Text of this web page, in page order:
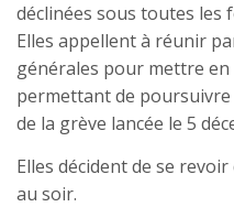
déclinées sous toutes les
Elles appellent à réunir
générales pour mettre
permettant de
de la grève lancée le 5
Elles décident de se
au soir.